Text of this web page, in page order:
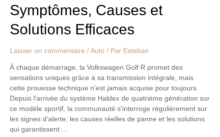
Symptômes, Causes et
Solutions Efficaces
Laisser un commentaire / Auto / Par Esteban
À chaque démarrage, la Volkswagen Golf R promet des
sensations uniques grâce à sa transmission intégrale, mais
cette prouesse technique n’est jamais acquise pour toujours.
Depuis l’arrivée du système Haldex de quatrième génération sur
ce modèle sportif, la communauté s’interroge régulièrement sur
les signes d’alerte, les causes réelles de panne et les solutions
qui garantissent …